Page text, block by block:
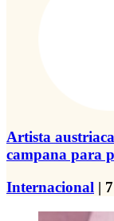
Artista
campana para
Internacional |